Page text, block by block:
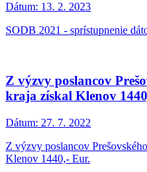
Dátum: 13. 2. 2023
SODB 2021 - sprístupnenie
Z výzvy poslancov
kraja získal Klenov
Dátum: 27. 7. 2022
Z výzvy poslancov
Klenov 1440,- Eur.